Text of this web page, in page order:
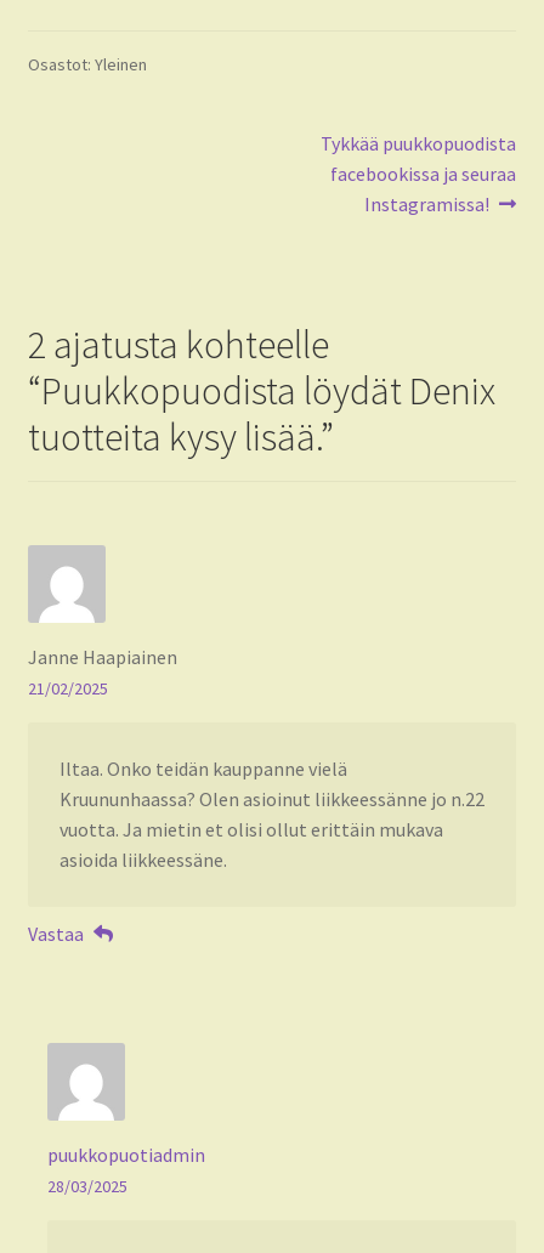
Osastot: Yleinen
Seuraava
artikkeli:
Tykkää puukkopuodista
facebookissa ja seuraa
Instagramissa!
2 ajatusta kohteelle
“Puukkopuodista löydät Denix
tuotteita kysy lisää.”
Janne Haapiainen
21/02/2025
Iltaa. Onko teidän kauppanne vielä
Kruununhaassa? Olen asioinut liikkeessänne jo n.22
vuotta. Ja mietin et olisi ollut erittäin mukava
asioida liikkeessäne.
Vastaa
puukkopuotiadmin
28/03/2025